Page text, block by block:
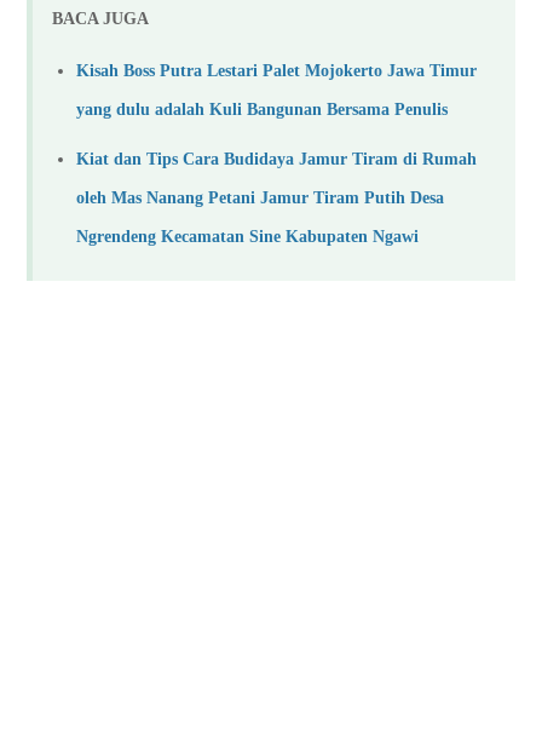
BACA JUGA
Kisah Boss Putra Lestari Palet Mojokerto Jawa Timur
yang dulu adalah Kuli Bangunan Bersama Penulis
Kiat dan Tips Cara Budidaya Jamur Tiram di Rumah
oleh Mas Nanang Petani Jamur Tiram Putih Desa
Ngrendeng Kecamatan Sine Kabupaten Ngawi